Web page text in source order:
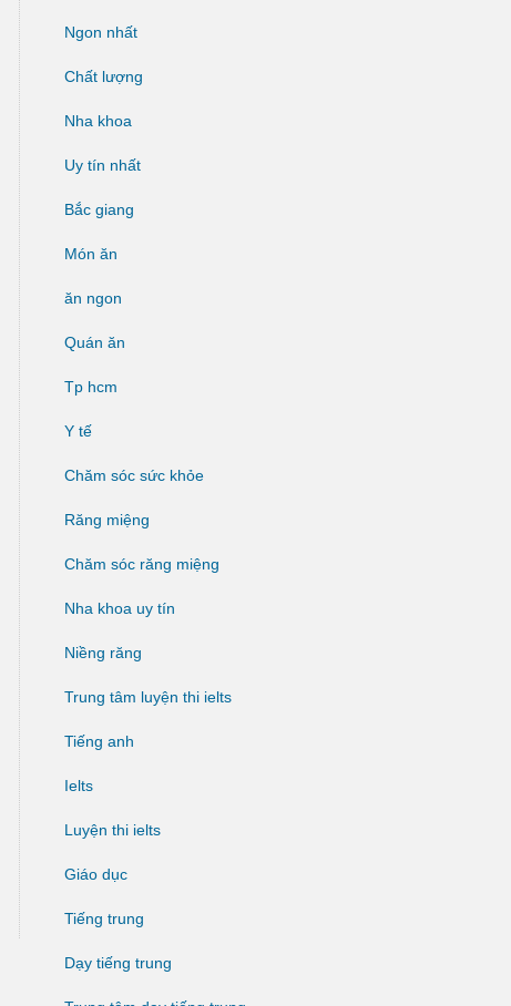
Ngon nhất
Chất lượng
Nha khoa
Uy tín nhất
Bắc giang
Món ăn
ăn ngon
Quán ăn
Tp hcm
Y tế
Chăm sóc sức khỏe
Răng miệng
Chăm sóc răng miệng
Nha khoa uy tín
Niềng răng
Trung tâm luyện thi ielts
Tiếng anh
Ielts
Luyện thi ielts
Giáo dục
Tiếng trung
Dạy tiếng trung